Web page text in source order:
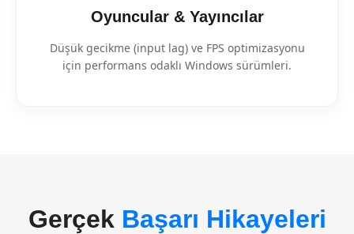
Oyuncular & Yayıncılar
Düşük gecikme (input lag) ve FPS optimizasyonu
için performans odaklı Windows sürümleri.
Gerçek Başarı Hikayeleri